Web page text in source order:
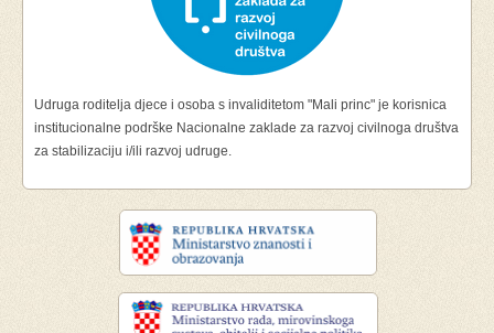
Udruga roditelja djece i osoba s invaliditetom "Mali princ" je korisnica
institucionalne podrške Nacionalne zaklade za razvoj civilnoga društva
za stabilizaciju i/ili razvoj udruge.